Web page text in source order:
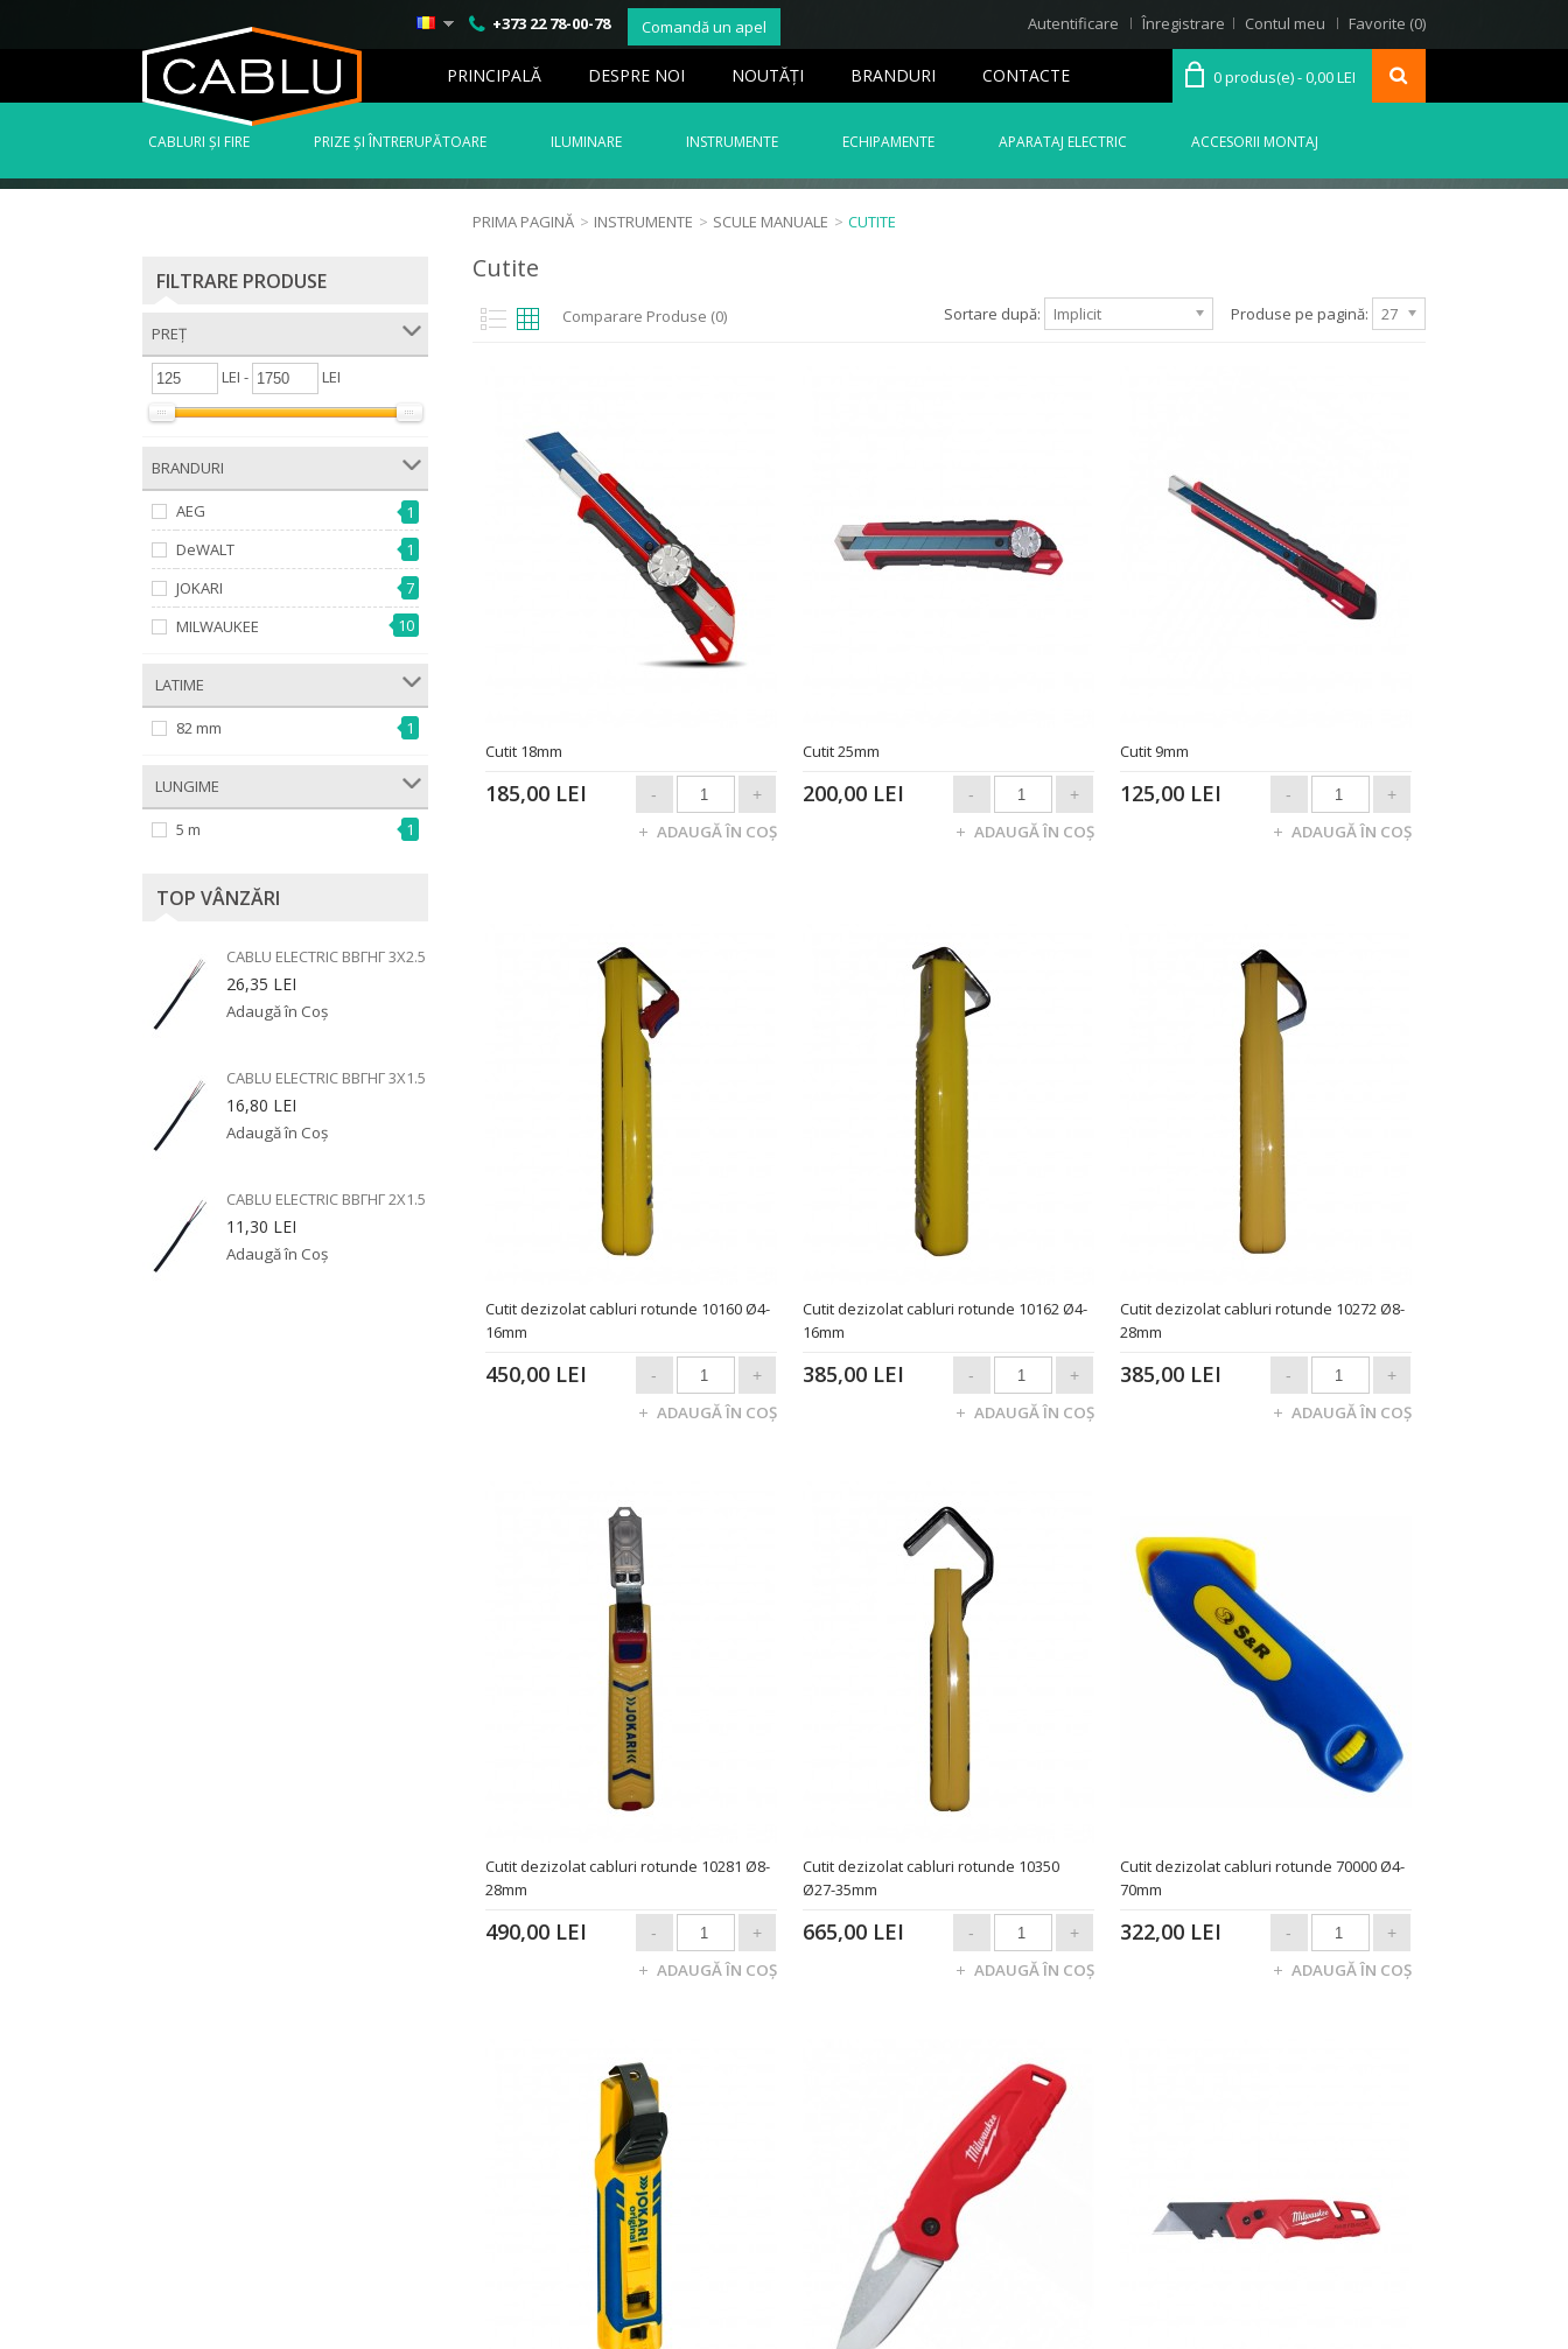
+373 22 78-00-78 Comandă un apel Contul meu Favorite (0)
Autentificare Înregistrare
0 produs(e) - 0,00 LEI
СABLURI ȘI FIRE PRIZE ȘI ÎNTRERUPĂTOARE ILUMINARE INSTRUMENTE ECHIPAMENTE APARATAJ ELECTRIC ACCESORII MONTAJ
PRINCIPALĂ DESPRE NOI NOUTĂŢI BRANDURI CONTACTE
FILTRARE PRODUSE
PREȚ
LEI - LEI
BRANDURI
AEG
1
DeWALT
1
JOKARI
7
MILWAUKEE
10
­ LATIME
82 mm 1
­ LUNGIME
5 m 1
TOP VÂNZĂRI
CABLU ELECTRIC ВВГНГ 3X2.5
26,35 LEI
CABLU ELECTRIC ВВГНГ 3X1.5
16,80 LEI
CABLU ELECTRIC ВВГНГ 2X1.5
11,30 LEI
PRIMA PAGINĂ > INSTRUMENTE > SCULE MANUALE > CUTITE
Cutite
Produse pe pagină: 27
Sortare după: Implicit
Comparare Produse (0)
Cutit 18mm
185,00 LEI
Cutit 25mm
200,00 LEI
Cutit 9mm
125,00 LEI
Cutit dezizolat cabluri rotunde 10160 Ø4-
16mm
450,00 LEI
Cutit dezizolat cabluri rotunde 10162 Ø4-
16mm
385,00 LEI
Cutit dezizolat cabluri rotunde 10272 Ø8-
28mm
385,00 LEI
Cutit dezizolat cabluri rotunde 10281 Ø8-
28mm
490,00 LEI
Cutit dezizolat cabluri rotunde 10350
Ø27-35mm
665,00 LEI
Cutit dezizolat cabluri rotunde 70000 Ø4-
70mm
322,00 LEI